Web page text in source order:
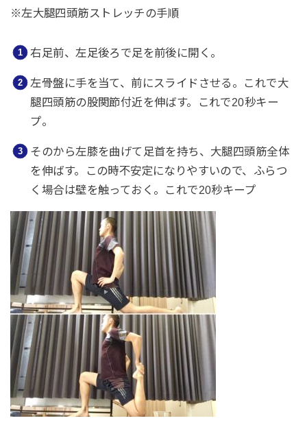
※左大腿四頭筋ストレッチの手順
右足前、左足後ろで足を前後に開く。
左骨盤に手を当て、前にスライドさせる。これで大
腿四頭筋の股関節付近を伸ばす。これで20秒キー
プ。
そのから左膝を曲げて足首を持ち、大腿四頭筋全体
を伸ばす。この時不安定になりやすいので、ふらつ
く場合は壁を触っておく。これで20秒キープ